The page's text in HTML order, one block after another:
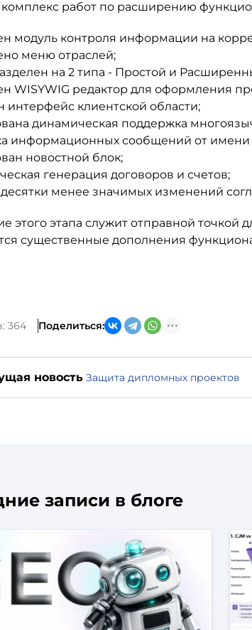
работ по расширению
модуль контроля информации на
меню отраслей;
на 2 типа - Простой и
WISYWIG редактор для оформления
интерфейс клиентской области;
динамическая поддержка
информационных сообщений от имени
новостной блок;
генерация договоров и счетов;
менее значимых изменений
этого этапа служит отправной точкой
существенные дополнения
364 Поделиться:
новость Защита дипломных проектов
записи в блоге